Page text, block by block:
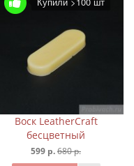
Воск LeatherCraft
бесцветный
599 р.680 р.